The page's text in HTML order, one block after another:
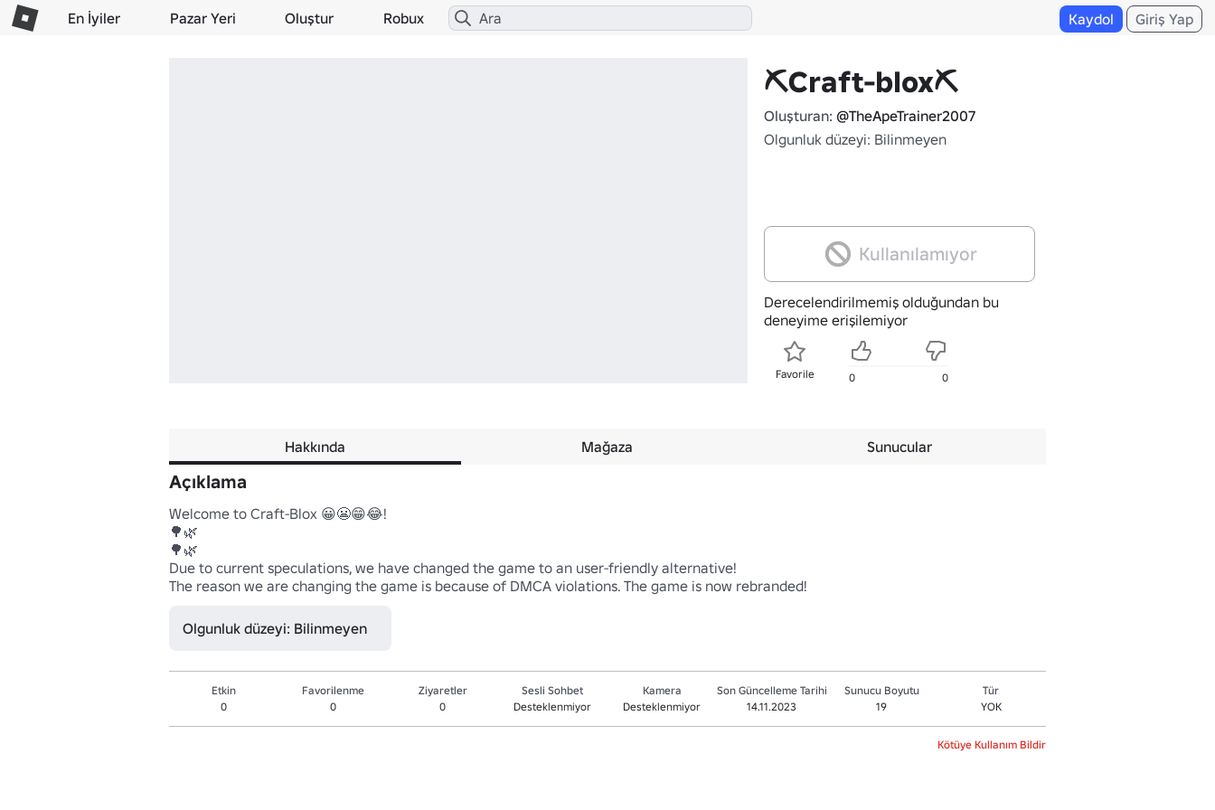
En İyiler Pazar Yeri Oluştur Robux Kaydol Giriş Yap
⛏️Craft-blox⛏️
Oluşturan: @TheApeTrainer2007
Olgunluk düzeyi: Bilinmeyen
Kullanılamıyor
Derecelendirilmemiş olduğundan bu
deneyime erişilemiyor
Favorile 0 0
Hakkında Mağaza Sunucular
Açıklama
Welcome to Craft-Blox 😀😬😁😂!
🌳🌿
🌳🌿
Due to current speculations, we have changed the game to an user-friendly alternative!
The reason we are changing the game is because of DMCA violations. The game is now rebranded!
Olgunluk düzeyi: Bilinmeyen
Etkin
0
Favorilenme
0
Ziyaretler
0
Sesli Sohbet
Desteklenmiyor
Kamera
Desteklenmiyor
Son Güncelleme Tarihi
14.11.2023
Sunucu Boyutu
19
Tür
YOK
Kötüye Kullanım Bildir